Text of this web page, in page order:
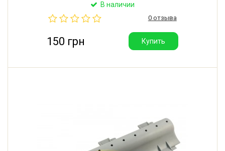
В наличии
0 отзыва
150 грн Купить